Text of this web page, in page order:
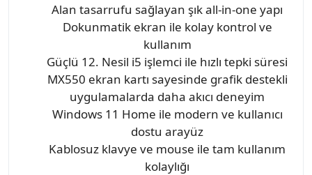
Alan tasarrufu sağlayan şık all-in-one yapı
Dokunmatik ekran ile kolay kontrol ve
kullanım
Güçlü 12. Nesil i5 işlemci ile hızlı tepki süresi
MX550 ekran kartı sayesinde grafik destekli
uygulamalarda daha akıcı deneyim
Windows 11 Home ile modern ve kullanıcı
dostu arayüz
Kablosuz klavye ve mouse ile tam kullanım
kolaylığı